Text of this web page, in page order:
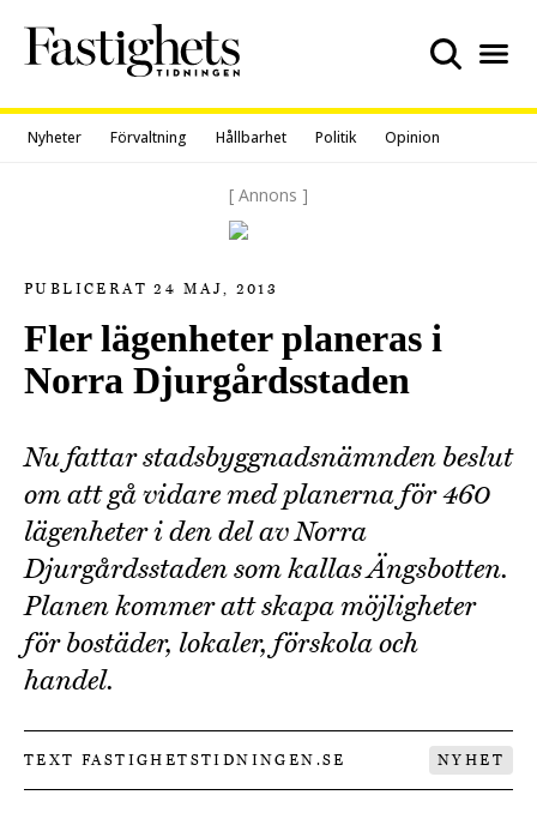
content
Nyheter Förvaltning Hållbarhet Politik Opinion
[ Annons ]
PUBLICERAT 24 MAJ, 2013
Fler lägenheter planeras i
Norra Djurgårdsstaden
Nu fattar stadsbyggnadsnämnden beslut
om att gå vidare med planerna för 460
lägenheter i den del av Norra
Djurgårdsstaden som kallas Ängsbotten.
Planen kommer att skapa möjligheter
för bostäder, lokaler, förskola och
handel.
TEXT FASTIGHETSTIDNINGEN.SE NYHET